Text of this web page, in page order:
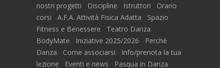
nostri progetti
Discipline Istruttori
Orario
corsi
A.F.A. Attività Fisica Adatta
Spazio
Fitness e Benessere
Teatro Danza
BodyMate
Iniziative 2025/2026
Perchè
Danza
Come associarsi
Info/prenota la tua
lezione
Eventi e news Pasqua in Danza